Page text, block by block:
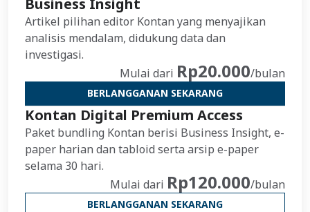
Artikel pilihan editor Kontan yang menyajikan
analisis mendalam, didukung data dan
investigasi.
Mulai dari Rp20.000/bulan
BERLANGGANAN SEKARANG
Kontan Digital Premium Access
Paket bundling Kontan berisi Business Insight, e-
paper harian dan tabloid serta arsip e-paper
selama 30 hari.
Mulai dari Rp120.000/bulan
BERLANGGANAN SEKARANG